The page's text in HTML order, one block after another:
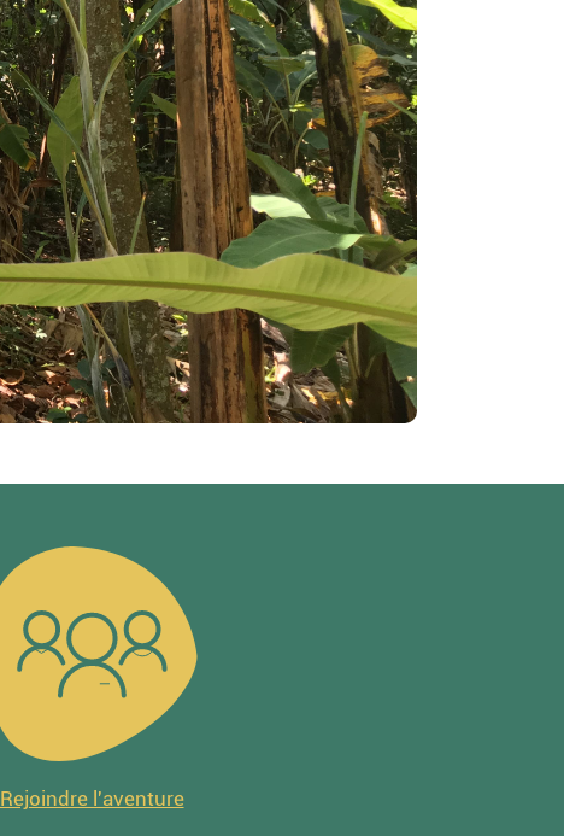
Rejoindre l'aventure